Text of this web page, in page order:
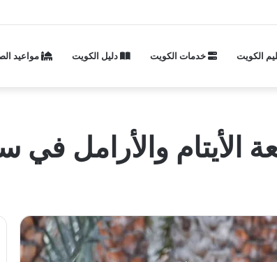
الكويت خدمات الكويت دليل الكويت مواعيد
والأرامل في